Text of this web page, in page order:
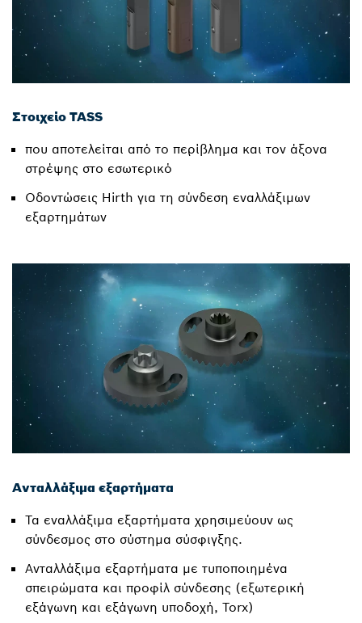
Στοιχείο TASS
που αποτελείται από το περίβλημα και τον άξονα
στρέψης στο εσωτερικό
Οδοντώσεις Hirth για τη σύνδεση εναλλάξιμων
εξαρτημάτων
Ανταλλάξιμα εξαρτήματα
Τα εναλλάξιμα εξαρτήματα χρησιμεύουν ως
σύνδεσμος στο σύστημα σύσφιγξης.
Ανταλλάξιμα εξαρτήματα με τυποποιημένα
σπειρώματα και προφίλ σύνδεσης (εξωτερική
εξάγωνη και εξάγωνη υποδοχή, Torx)